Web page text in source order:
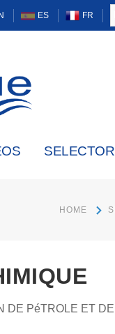
ES FR
SELECTOR
HOME
DE PéTROLE ET